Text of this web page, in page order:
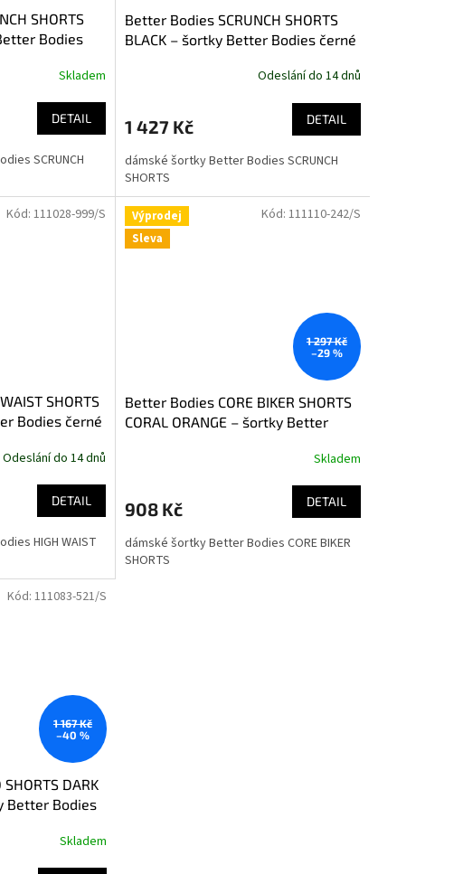
SHORTS
Bodies
Skladem
DETAIL
SCRUNCH
Better Bodies SCRUNCH SHORTS
BLACK – šortky Better Bodies černé
Odeslání do 14 dnů
1 427 Kč DETAIL
dámské šortky Better Bodies SCRUNCH
SHORTS
SHORTS
Bodies černé
Odeslání do 14 dnů
DETAIL
HIGH WAIST
Kód: 111028-999/S
Výprodej
Sleva
1 297 Kč
–29 %
Better Bodies CORE BIKER SHORTS
CORAL ORANGE – šortky Better
Skladem
908 Kč DETAIL
dámské šortky Better Bodies CORE BIKER
SHORTS
Kód: 111110-242/S
1 167 Kč
–40 %
DARK
Better Bodies
Skladem
Kód: 111083-521/S